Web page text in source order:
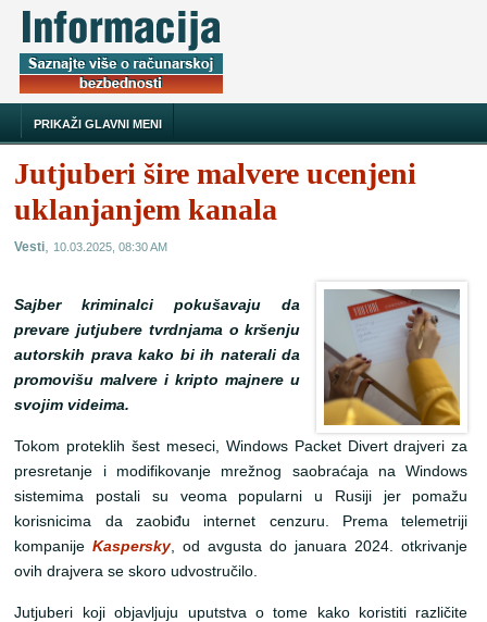
PRIKAŽI GLAVNI MENI
Jutjuberi šire malvere ucenjeni
uklanjanjem kanala
Vesti, 10.03.2025, 08:30 AM
Sajber kriminalci pokušavaju da
prevare jutjubere tvrdnjama o kršenju
autorskih prava kako bi ih naterali da
promovišu malvere i kripto majnere u
svojim videima.
Tokom proteklih šest meseci, Windows Packet Divert drajveri za
presretanje i modifikovanje mrežnog saobraćaja na Windows
sistemima postali su veoma popularni u Rusiji jer pomažu
korisnicima da zaobiđu internet cenzuru. Prema telemetriji
kompanijeKaspersky, od avgusta do januara 2024. otkrivanje
ovih drajvera se skoro udvostručilo.
Jutjuberi koji objavljuju uputstva o tome kako koristiti različite